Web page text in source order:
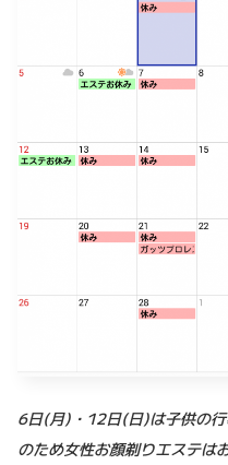
6日(月)・12日(日)は子供の
のため女性お顔剃りエステは